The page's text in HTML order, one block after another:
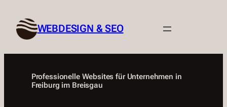
Inhalt
springen WEBDESIGN & SEO
Professionelle Websites für Unternehmen in
Freiburg im Breisgau